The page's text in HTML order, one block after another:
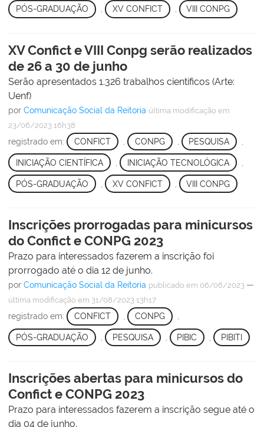
PÓS-GRADUAÇÃO , XV CONFICT , VIII CONPG
XV Confict e VIII Conpg serão realizados
de 26 a 30 de junho
Serão apresentados 1.326 trabalhos científicos (Arte:
Uenf)
por Comunicação Social da Reitoria última modificação em
23/06/2023 16h38
registrado em: CONFICT CONPG PESQUISA
INICIAÇÃO CIENTÍFICA INICIAÇÃO TECNOLÓGICA
PÓS-GRADUAÇÃO XV CONFICT VIII CONPG
Inscrições prorrogadas para minicursos
do Confict e CONPG 2023
Prazo para interessados fazerem a inscrição foi
prorrogado até o dia 12 de junho.
por Comunicação Social da Reitoria publicado em 06/06/2023 —
última modificação em 31/08/2023 13h17
registrado em: CONFICT , CONPG ,
PÓS-GRADUAÇÃO PESQUISA PIBIC , PIBITI
Inscrições abertas para minicursos do
Confict e CONPG 2023
Prazo para interessados fazerem a inscrição segue até o
dia 04 de junho.